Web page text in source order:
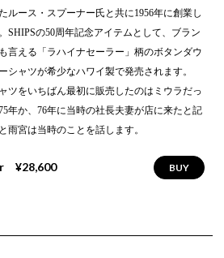
ルース・スプーナー氏と共に1956年に創業し
SHIPSの50周年記念アイテムとして、ブラン
言える「ラハイナセーラー」柄のボタンダウ
シャツが希少なハワイ製で発売されます。
ツをいちばん最初に販売したのはミウラだっ
年か、76年に当時の社長夫妻が店に来たと記
雨宮は当時のことを話します。
¥28,600 BUY